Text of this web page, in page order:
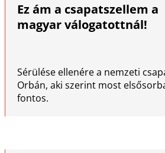
Ez ám a csapatszellem a
magyar válogatottnál!
Sérülése ellenére a nemzeti
Orbán, aki szerint most
fontos.